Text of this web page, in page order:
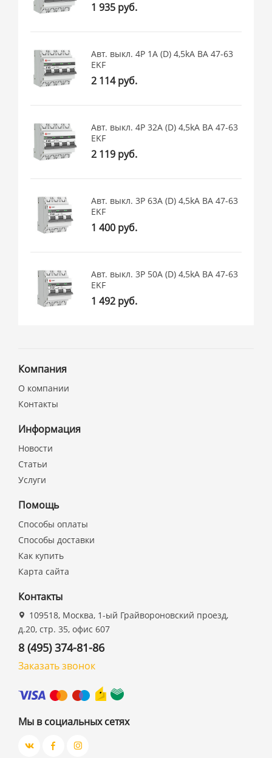
1 935 руб.
Авт. выкл. 4P 1А (D) 4,5kA ВА 47-63
EKF
2 114 руб.
Авт. выкл. 4P 32А (D) 4,5kA ВА 47-63
EKF
2 119 руб.
Авт. выкл. 3P 63А (D) 4,5kA ВА 47-63
EKF
1 400 руб.
Авт. выкл. 3P 50А (D) 4,5kA ВА 47-63
EKF
1 492 руб.
Компания
О компании
Контакты
Информация
Новости
Статьи
Услуги
Помощь
Способы оплаты
Способы доставки
Как купить
Карта сайта
Контакты
109518, Москва, 1-ый Грайвороновский проезд,
д.20, стр. 35, офис 607
8 (495) 374-81-86
Заказать звонок
Мы в социальных сетях